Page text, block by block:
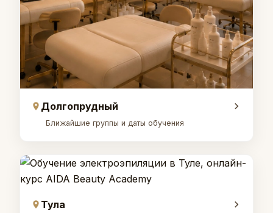
Долгопрудный
Ближайшие группы и даты обучения
Тула